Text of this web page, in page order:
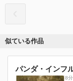
似ている作品
パンダ・インフ
8分